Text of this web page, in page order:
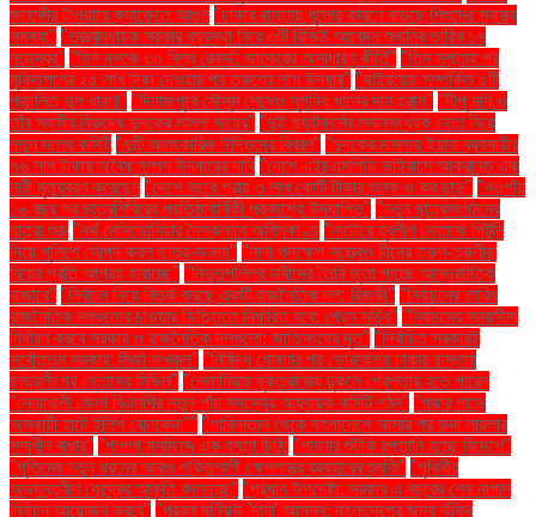
জাহাঙ্গীর টাওয়ারে ক্যাফেতে আগুন "ঢাকার রাস্তায় ধুলোর কারণে বাড়ছে শিশুদের স্বাস্থ্য
সমস্যা" "তত্ত্বাবধায়ক সরকার ব্যবস্থা নিয়ে ৩টি রিভিউ আবেদন শুনানির তারিখ ১৭
নভেম্বর" "তিন দশকে ৩০ বিশ্ব রেকর্ড: জাকেরের অসাধারণ কীর্তি" "তিন সপ্তাহ পর
মুক্তিপণের ২৫ লাখ টাকা দেওয়ার পর তরুণের লাশ উদ্ধার" "থাইরয়েড সম্পর্কিত ৫টি
প্রচলিত ভুল ধারণা" "দিনাজপুরে মৌসুম শেষেও সুগন্ধি ধানের দাম হ্রাস" "দীপু মনি ও
তাঁর স্বামীর বিরুদ্ধে দুদকের মামলা দায়ের" "দুই প্ল্যাটফর্মের সমানসংখ্যক নেতা নিয়ে
নতুন দলের কমিটি "দুটি আলংকারিক উদ্ভিদের বিবরণ" "দুদকের মামলায় ইয়াবা ব্যবসায়ীর
৭৬ লাখ টাকার অবৈধ সম্পদ উদ্ধারের দাবি "দেশে এইচএমপিভি ভাইরাসে আক্রান্ত এক
নারী মৃত্যুবরণ করেছেন "দেশে বছরে প্রায় ৩ লাখ কোটি টাকার শুল্ক ও কর ছাড়" "নওগাঁয়
১৬ বছর পর ছাত্রশিবিরের প্রতিষ্ঠাবার্ষিকী প্রকাশ্যে উদযাপিত" "নতুন ছাত্রসংগঠনের
যাত্রা শুরু "নর্থ মেসিডোনিয়ার নৈশক্লাবে অগ্নিকাণ্ড "নাটোরে যুবলীগ নেতাকে পিটুনি
দিয়ে পুলিশে সোপর্দ করল ছাত্র-জনতা" "নানা পদক্ষেপ সত্ত্বেও চীনের তরুণ-তরুণীরা
বিয়ের প্রতি আগ্রহ হারাচ্ছে" "নিভৃতপল্লির নারীদের তৈরি জুতা পাচ্ছে আন্তর্জাতিক
বাজারে" "নির্বাচন নিয়ে বিতর্ক করছে একটি রাজনৈতিক দল: রিজভী" "নির্বাচনের তারিখ
রাজনৈতিক দলগুলোর চাওয়ার ভিত্তিতে নির্ধারিত হবে: প্রেস সচিব" "নির্বাচনের সময়সীমা
নির্ধারণ করবে সরকার ও রাজনৈতিক দলগুলো: জাতিসংঘের দূত" "নির্বাচিত সরকারই
সর্বোত্তম সরকার: মির্জা ফখরুল" "নিষিদ্ধ ঘোষণার পর ভোরবেলায় ঢাকার রাস্তায়
ছাত্রলীগের নেতাদের মিছিল" "নেতানিয়াহু যুক্তরাজ্যে ঢুকলে গ্রেপ্তার হতে পারেন
"নোয়াখালী জেলা বিএনপির নতুন পাঁচ সদস্যের আহ্বায়ক কমিটি গঠন" "পদ্মার পাড়ে
অস্থায়ী হাটে ইলিশ বেচাকেনা"'' "পাকিস্তান থেকে বাংলাদেশে আসার পর রুনা লায়লার
সম্মুখীন বাধার" "পাগলা মসজিদে এক বস্তা চিঠি: "পাবনার শুঁটকি রপ্তানি হচ্ছে বিদেশে"
"পুতিনের নতুন ধরনের আরও শক্তিশালী ক্ষেপণাস্ত্র ব্যবহারের হুমকি" "পৃথিবীর
অভ্যন্তরীণ কেন্দ্রের আকৃতি বদলাচ্ছে" "প্রধান উপদেষ্টা: সরকার এ বছরের শেষ নাগাদ
নির্বাচন আয়োজন করবে" "প্রবল ঘূর্ণিঝড় 'দানা' আসন্ন: বাংলাদেশের জন্য ঝুঁকির